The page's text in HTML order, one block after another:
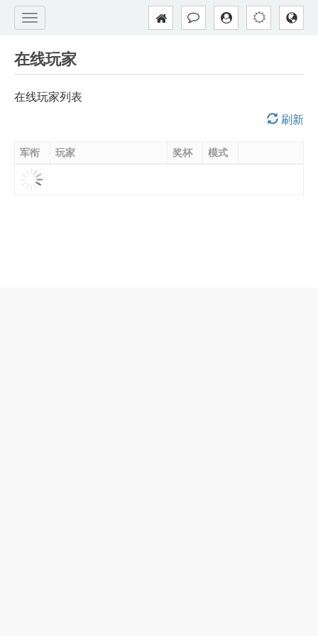
在线玩家
在线玩家列表
刷新
军衔 玩家 奖杯 模式